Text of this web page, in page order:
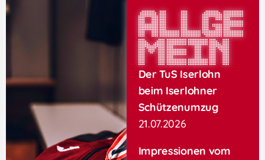
Allge
mein
Der TuS Iserlohn
beim Iserlohner
Schützenumzug
21.07.2026
Impressionen vom